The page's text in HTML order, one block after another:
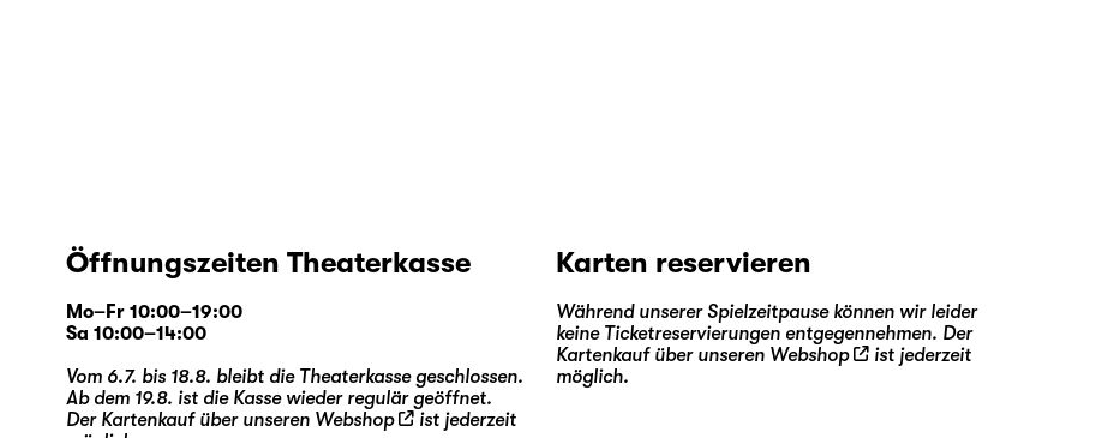
Öffnungszeiten Theaterkasse
Mo–Fr 10:00–19:00
Sa 10:00–14:00
Vom 6.7. bis 18.8. bleibt die Theaterkasse geschlossen.
Ab dem 19.8. ist die Kasse wieder regulär geöffnet.
Der Kartenkauf über unseren Webshop
ist jederzeit
Karten reservieren
Während unserer Spielzeitpause können wir leider
keine Ticketreservierungen entgegennehmen. Der
Kartenkauf über unseren Webshop
ist jederzeit
möglich.